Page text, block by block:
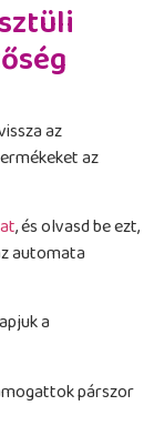
az
az
, és olvasd be ezt,
automata
a
párszor